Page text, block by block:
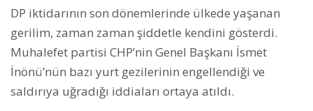
DP iktidarının son dönemlerinde ülkede yaşanan
gerilim, zaman zaman şiddetle kendini gösterdi.
Muhalefet partisi CHP’nin Genel Başkanı İsmet
İnönü’nün bazı yurt gezilerinin engellendiği ve
saldırıya uğradığı iddiaları ortaya atıldı.